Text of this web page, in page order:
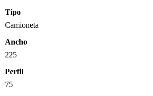
Tipo
Camioneta
Ancho
225
Perfil
75